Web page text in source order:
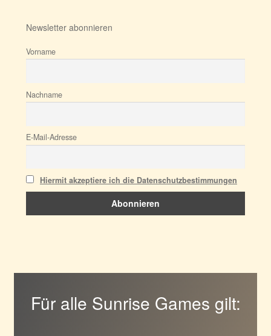
Newsletter abonnieren
Vorname
Nachname
E-Mail-Adresse
Hiermit akzeptiere ich die Datenschutzbestimmungen
Für alle Sunrise Games gilt: